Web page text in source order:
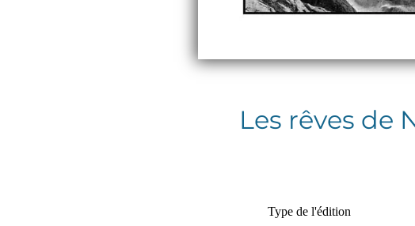
Les rêves de
Type de l'édition